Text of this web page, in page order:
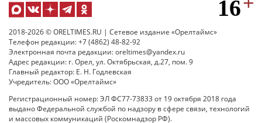
2018-2026 © ORELTIMES.RU | Сетевое издание «Орелтаймс»
Телефон редакции: +7 (4862) 48-82-92
Электронная почта редакции: oreltimes@yandex.ru
Адрес редакции: г. Орел, ул. Октябрьская, д.27, пом. 9
Главный редактор: Е. Н. Годлевская
Учредитель: ООО «Орелтаймс»
Регистрационный номер: ЭЛ ФС77-73833 от 19 октября 2018 года
выдано Федеральной службой по надзору в сфере связи, технологий
и массовых коммуникаций (Роскомнадзор РФ).